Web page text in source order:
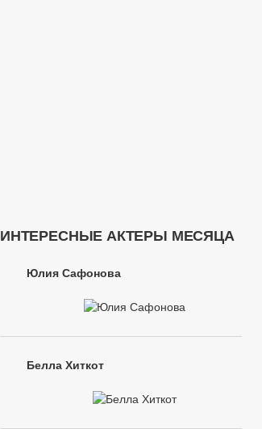
ИНТЕРЕСНЫЕ АКТЕРЫ МЕСЯЦА
Юлия Сафонова
Белла Хиткот